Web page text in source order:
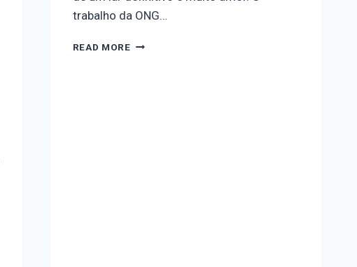
trabalho da ONG…
READ MORE